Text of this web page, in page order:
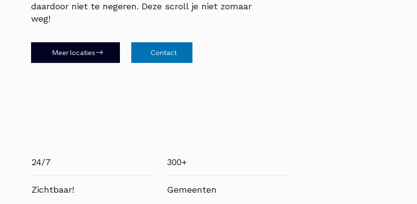
daardoor niet te negeren. Deze scroll je niet zomaar
weg!
Meer locaties Contact
24/7
Zichtbaar!
300+
Gemeenten